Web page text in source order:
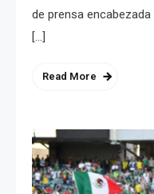
de prensa
[…]
Read More